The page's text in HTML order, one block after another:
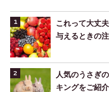
これって大丈
与えるときの
人気のうさぎ
キングをご紹